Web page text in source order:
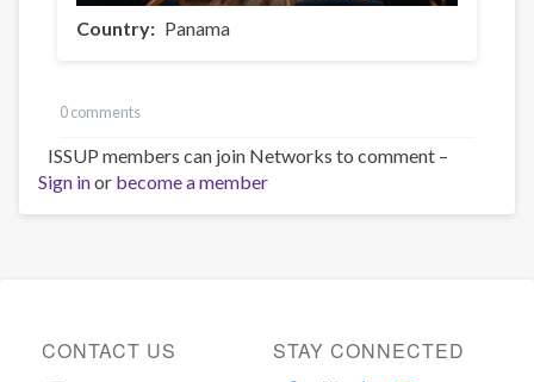
Country Panama
0 comments
ISSUP members can join Networks to comment –
Sign inor become a member
CONTACT US STAY CONNECTED